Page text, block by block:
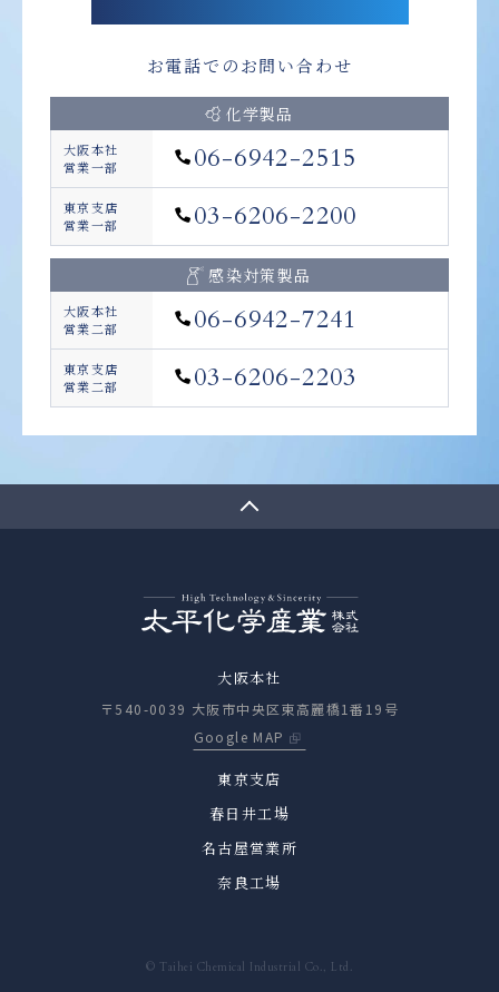
お電話でのお問い合わせ
化学製品
大阪本社
営業一部
06-6942-2515
東京支店
営業一部
03-6206-2200
感染対策製品
大阪本社
営業二部
06-6942-7241
東京支店
営業二部
03-6206-2203
大阪本社
〒540-0039 大阪市中央区東高麗橋1番19号
Google MAP
東京支店
春日井工場
名古屋営業所
奈良工場
© Taihei Chemical Industrial Co., Ltd.